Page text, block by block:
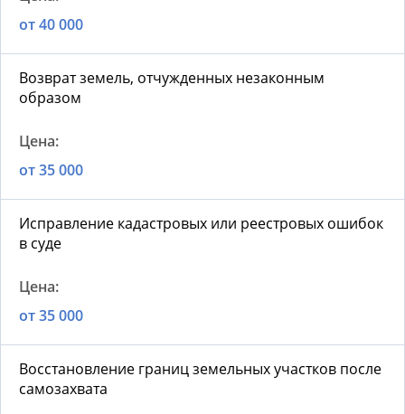
от 40 000
Возврат земель, отчужденных незаконным
образом
от 35 000
Исправление кадастровых или реестровых ошибок
в суде
от 35 000
Восстановление границ земельных участков после
самозахвата